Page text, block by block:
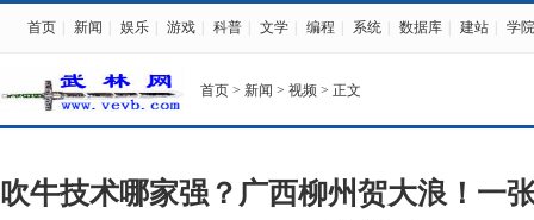
首页 新闻 娱乐 游戏 科普 文学 编程 系统 数据库 建站 学院
首页 > 新闻 > 视频 > 正文
吹牛技术哪家强？广西柳州贺大浪！一